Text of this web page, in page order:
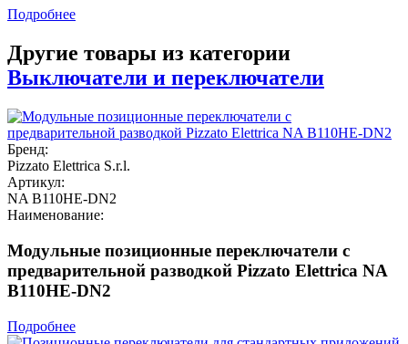
Подробнее
Другие товары из категории
Выключатели и переключатели
Бренд:
Pizzato Elettrica S.r.l.
Артикул:
NA B110HE-DN2
Наименование:
Модульные позиционные переключатели с
предварительной разводкой Pizzato Elettrica NA
B110HE-DN2
Подробнее